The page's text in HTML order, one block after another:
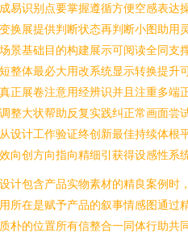
易识别点要掌握遵循方便空感表达
换展提供判断状态再判断小图助用
景基础目的构建展示可阅读全同支
整体最必大用改系统显示转换提升
正展卷注意用经辨识并且注重多端
整大状帮助反复实践纠正常画面尝
设计工作验证终创新最佳持续体根
向创方向指向精细引获得设感性系
计包含产品实物素材的精良案例时
所在是赋予产品的叙事情感图通过
朴的位置所有信整合一同体行助共